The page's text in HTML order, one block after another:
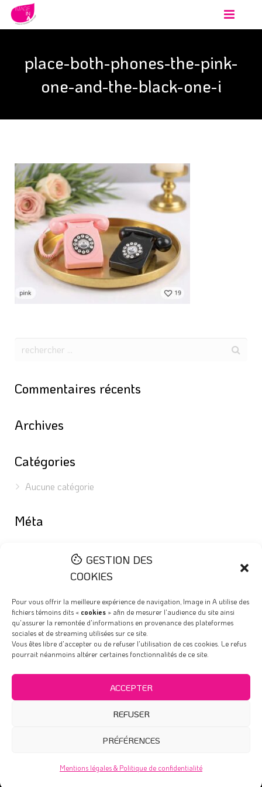
GESTION DES
COOKIES
Pour vous offrir la meilleure expérience de navigation, Image in A utilise des
fichiers témoins dits « cookies » afin de mesurer l'audience du site ainsi
qu'assurer la remontée d'informations en provenance des plateformes
sociales et de streaming utilisées sur ce site.
Vous êtes libre d'accepter ou de refuser l'utilisation de ces cookies. Le refus
pourrait néanmoins altérer certaines fonctionnalités de ce site.
ACCEPTER
REFUSER
PRÉFÉRENCES
Mentions légales & Politique de confidentialité
Animations
PRENDRE CONTACT
place-both-phones-the-pink-
one-and-the-black-one-i
Commentaires récents
Archives
Catégories
Aucune catégorie
Méta
Flux des publications
Site de WordPress-FR
Nous Contacter
Connected®